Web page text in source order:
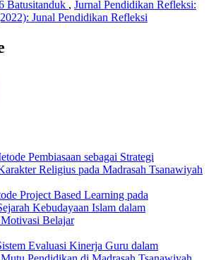
Batusitanduk , Jurnal Pendidikan Refleksi:
Junal Pendidikan Refleksi
Pembiasaan sebagai Strategi
Religius pada Madrasah Tsanawiyah
Project Based Learning pada
Kebudayaan Islam dalam
Belajar
Evaluasi Kinerja Guru dalam